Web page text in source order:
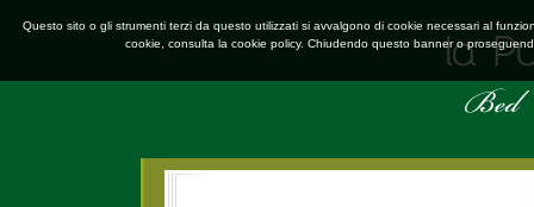
Questo sito o gli strumenti terzi da questo utilizzati si avvalgono di cookie necessari al
cookie, consulta la cookie policy. Chiudendo questo banner o